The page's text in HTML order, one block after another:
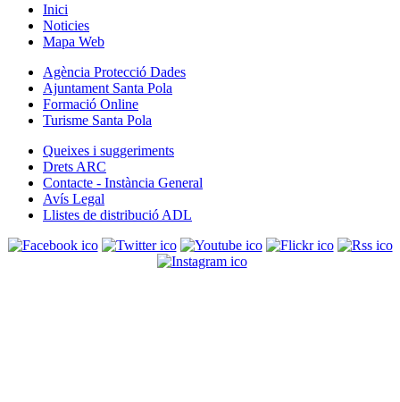
Inici
Noticies
Mapa Web
Agència Protecció Dades
Ajuntament Santa Pola
Formació Online
Turisme Santa Pola
Queixes i suggeriments
Drets ARC
Contacte - Instància General
Avís Legal
Llistes de distribució ADL